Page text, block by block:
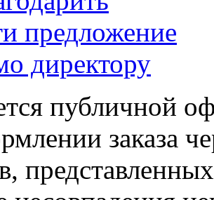
предложение
директору
публичной
заказа